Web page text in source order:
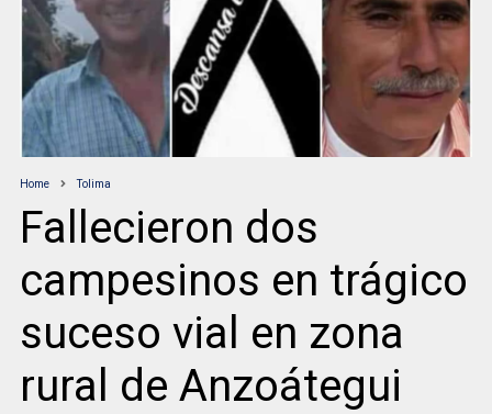
Home Tolima
Fallecieron dos
campesinos en trágico
suceso vial en zona
rural de Anzoátegui